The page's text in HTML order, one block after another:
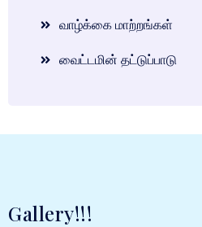
வாழ்க்கை மாற்றங்கள்
வைட்டமின் தட்டுப்பாடு
Gallery!!!